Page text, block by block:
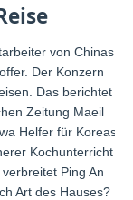
von Chinas
Der Konzern
Das berichtet
Zeitung Maeil
Helfer für Koreas
Kochunterricht
Ping An
Art des Hauses?